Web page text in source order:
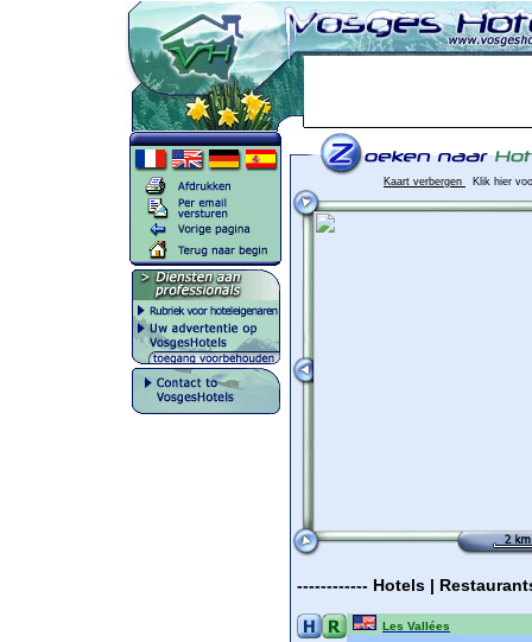
Kaart verbergen Klik hier
------------ Hotels |
Les Vallées